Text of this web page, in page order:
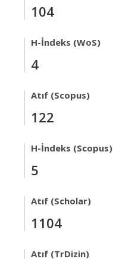
104
H-İndeks (WoS)
4
Atıf (Scopus)
122
H-İndeks (Scopus)
5
Atıf (Scholar)
1104
Atıf (TrDizin)